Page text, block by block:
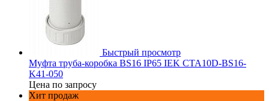
Быстрый просмотр
Муфта труба-коробка BS16 IP65 IEK CTA10D-BS16-
K41-050
Цена по запросу
Хит продаж